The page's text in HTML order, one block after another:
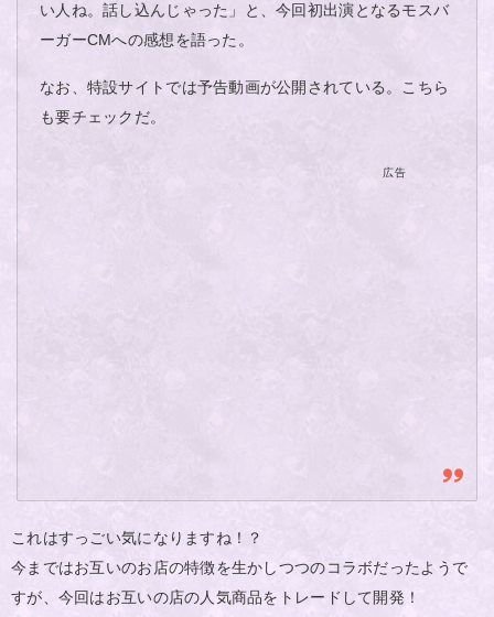
い人ね。話し込んじゃった」と、今回初出演となるモスバ
ーガーCMへの感想を語った。
なお、特設サイトでは予告動画が公開されている。こちら
も要チェックだ。
広告
これはすっごい気になりますね！？
今まではお互いのお店の特徴を生かしつつのコラボだったようで
すが、今回はお互いの店の人気商品をトレードして開発！